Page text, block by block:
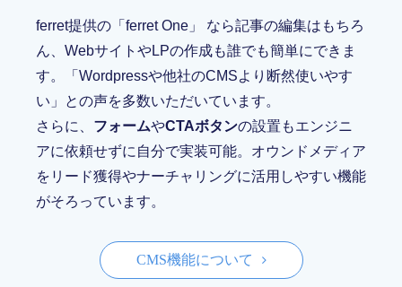
ferret提供の「ferret One」 なら記事の編集はもちろ
ん、WebサイトやLPの作成も誰でも簡単にできま
す。「Wordpressや他社のCMSより断然使いやす
い」との声を多数いただいています。
さらに、 フォームやCTAボタンの設置もエンジニ
アに依頼せずに自分で実装可能。オウンドメディア
をリード獲得やナーチャリングに活用しやすい機能
がそろっています。
CMS機能について